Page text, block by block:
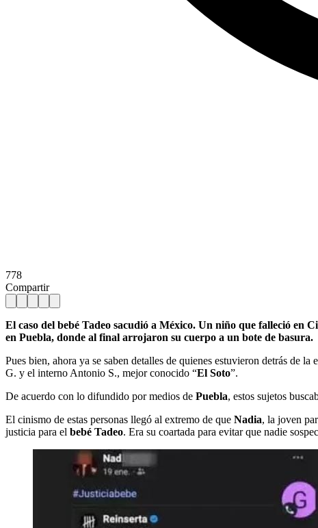
778
Compartir
El caso del bebé Tadeo sacudió a México. Un niño que falleció en
en Puebla, donde al final arrojaron su cuerpo a un bote de basura.
Pues bien, ahora ya se saben detalles de quienes estuvieron detrás de
G. y el interno Antonio S., mejor conocido “El Soto”.
De acuerdo con lo difundido por medios de Puebla, estos sujetos
El cinismo de estas personas llegó al extremo de que Nadia, la joven
justicia para el bebé Tadeo. Era su coartada para evitar que nadie